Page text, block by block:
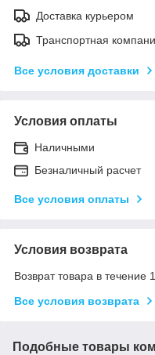
Доставка курьером
Транспортная
Все условия доставки
Условия оплаты
Наличными
Безналичный расчет
Все условия оплаты
Условия возврата
Возврат товара в течение
Все условия возврата
Подобные товары